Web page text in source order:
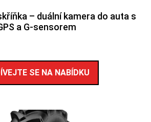
– duální kamera do auta s
a G-sensorem
SE NA NABÍDKU